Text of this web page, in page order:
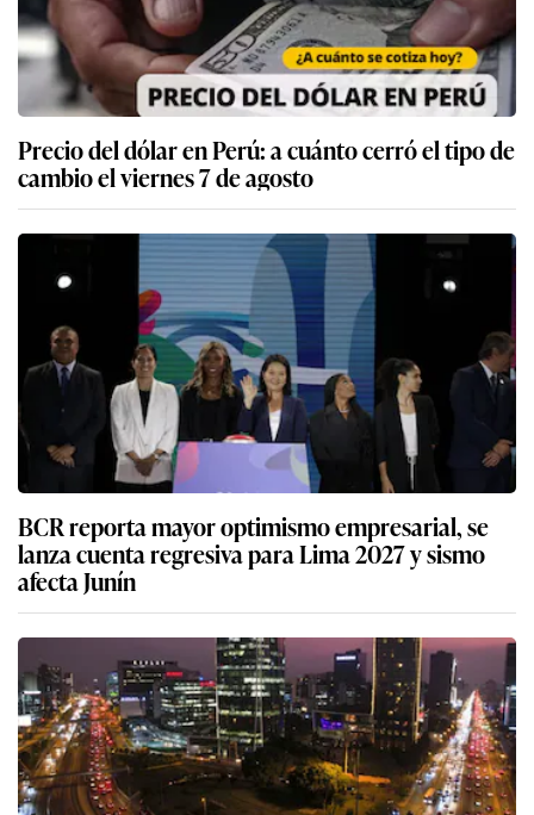
Precio del dólar en Perú: a cuánto cerró el tipo de
cambio el viernes 7 de agosto
BCR reporta mayor optimismo empresarial, se
lanza cuenta regresiva para Lima 2027 y sismo
afecta Junín